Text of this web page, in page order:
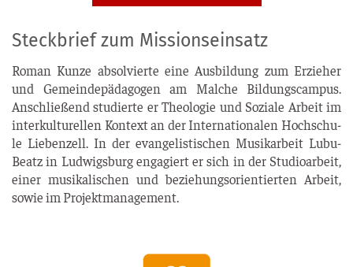
Steckbrief zum Missionseinsatz
Roman Kun­ze absol­vier­te eine Aus­bil­dung zum Erzie­her
und Gemein­de­päd­ago­gen am Mal­che Bil­dungs­cam­pus.
Anschlie­ßend stu­dier­te er Theo­lo­gie und Sozia­le Arbeit im
inter­kul­tu­rel­len Kon­text an der Inter­na­tio­na­len Hoch­schu­
le Lie­ben­zell. In der evan­ge­lis­ti­schen Musik­ar­beit Lubu­
Beatz in Lud­wigs­burg enga­giert er sich in der Stu­dio­ar­beit,
einer musi­ka­li­schen und bezie­hungs­ori­en­tier­ten Arbeit,
sowie im Projektmanagement.